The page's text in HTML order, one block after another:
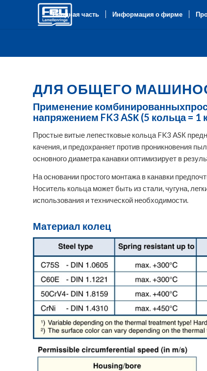
Вводная часть Информация о фирме
ДЛЯ ОБЩЕГО
Применение
напряжением FK3 ASК (5 кольца = 1
Простые витые лепестковые кольца FK3 ASК
качения, и предохраняет против проникновения
основного диаметра канавки оптимизирует в
На основании простого монтажа в канавки
Носитель кольца может быть из стали, чугуна,
использования и технической необходимости.
Материал колец